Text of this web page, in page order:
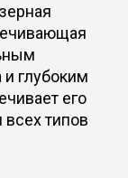
глубоким
его
типов